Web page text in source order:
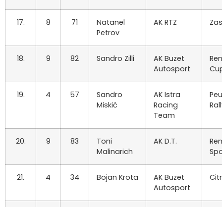
17. 8 71
Natanel
Petrov
AK RTZ
18. 9 82 Sandro Zilli
AK Buzet
Autosport
19. 4 57
Sandro
Miskić
AK Istra
Racing
Team
20. 9 83
Toni
Malinarich
AK D.T.
21. 4 34 Bojan Krota
AK Buzet
Autosport